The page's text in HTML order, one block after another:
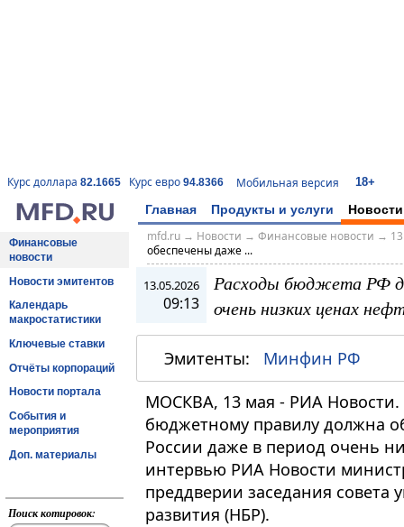
Курс доллара 82.1665 Курс евро 94.8366 Мобильная версия 18+
Главная Продукты и услуги Новости
Финансовые
новости
Новости эмитентов
Календарь
макростатистики
Ключевые ставки
Отчёты корпораций
Новости портала
События и
мероприятия
Доп. материалы
Поиск котировок:
mfd.ru→ Новости → Финансовые новости →
обеспечены даже ...
13.05.2026
09:13
Расходы бюджета РФ
очень низких ценах
Эмитенты: Минфин РФ
МОСКВА, 13 мая - РИА Новости.
бюджетному правилу должна
России даже в период очень
интервью РИА Новости
преддверии заседания
развития (НБР).